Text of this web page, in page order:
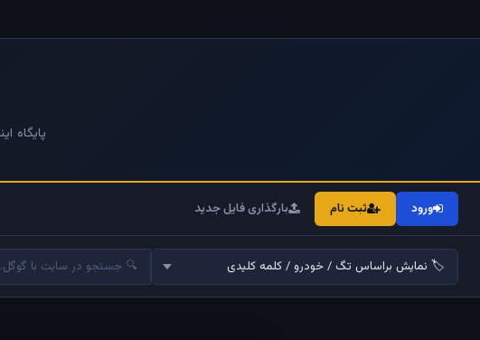
پایگاه
ورود ثبت نام بارگذاری فایل جدید